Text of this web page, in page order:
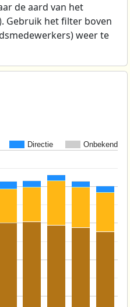
de aard van het
Gebruik het filter boven
weer te
Directie Onbekend